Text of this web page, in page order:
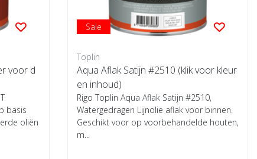
voor d
basis
oliën
Sale
Toplin
Aqua Aflak Satijn #2510 (klik voor kleur
en inhoud)
Rigo Toplin Aqua Aflak Satijn #2510,
Watergedragen Lijnolie aflak voor binnen.
Geschikt voor op voorbehandelde houten,
m...